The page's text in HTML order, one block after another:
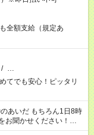
全額支給（規定あ
/ …
てでも安心！ピッタリ
あいだ もちろん1日8時
お聞かせください！★家
ご相談ください。 ※